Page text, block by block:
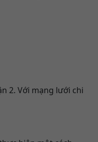
2. Với mạng lưới chi